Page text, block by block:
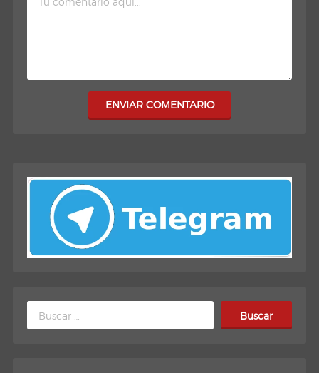
ENVIAR COMENTARIO